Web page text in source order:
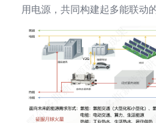
用电源，共同构建起多能联动